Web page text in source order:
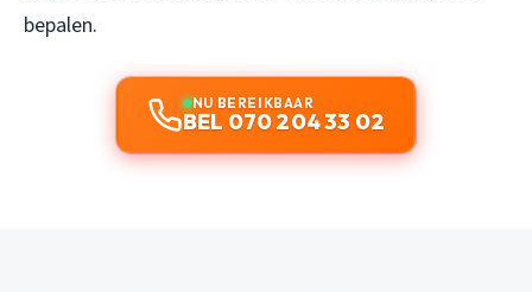
bepalen.
NU BEREIKBAAR
BEL 070 204 33 02